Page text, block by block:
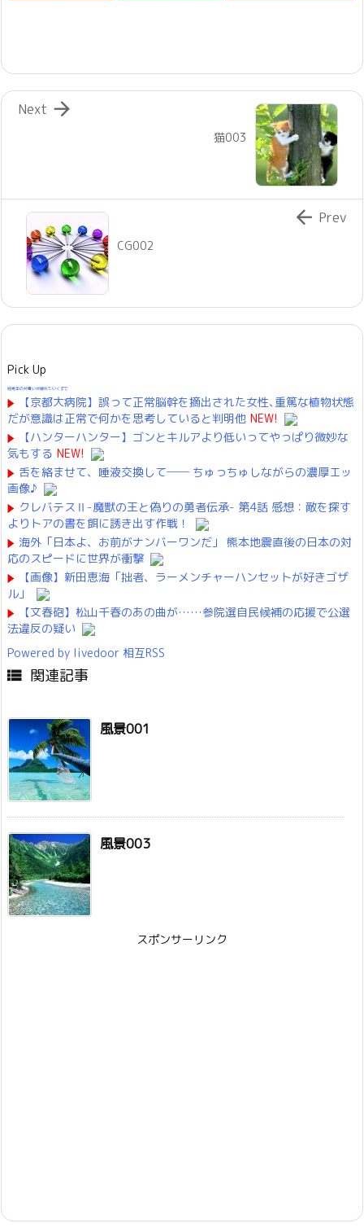
猫003

Next
CG002
 Prev
Pick Up
好青年の片思いが壊れていくまで
【京都大病院】誤って正常脳幹を摘出された女性､重篤な植物状態
だが意識は正常で何かを思考していると判明他 NEW!
【ハンターハンター】ゴンとキルアより低いってやっぱり微妙な
気もする NEW!
舌を絡ませて、唾液交換して── ちゅっちゅしながらの濃厚エッ
画像♪
クレバテスⅡ-魔獣の王と偽りの勇者伝承- 第4話 感想：敵を探す
よりトアの書を餌に誘き出す作戦！
海外「日本よ、お前がナンバーワンだ」 熊本地震直後の日本の対
応のスピードに世界が衝撃
【画像】新田恵海「拙者、ラーメンチャーハンセットが好きゴザ
ル」
【文春砲】松山千春のあの曲が……参院選自民候補の応援で公選
法違反の疑い
Powered by livedoor 相互RSS
 関連記事
風景001
風景003
スポンサーリンク